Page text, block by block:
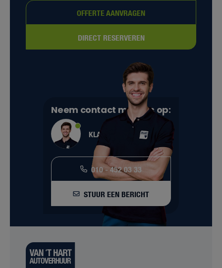
Neem contact met ons op:
KLANTENSERVICE
010 - 452 03 33
STUUR EEN BERICHT
OFFERTE AANVRAGEN
DIRECT RESERVEREN